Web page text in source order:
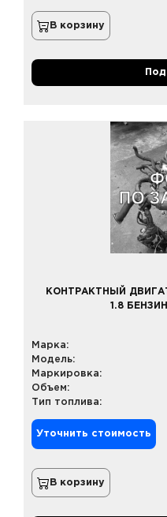
В корзину
КОНТРАКТНЫЙ
1.8
Марка:
Модель:
Маркировка:
Объем:
Тип топлива:
Уточнить стоимость
В корзину